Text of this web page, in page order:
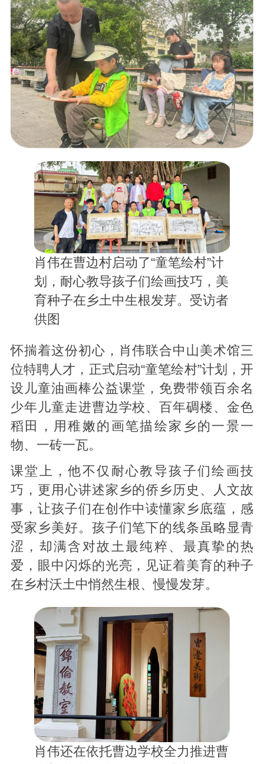
肖伟在曹边村启动了“童笔绘村”计
划，耐心教导孩子们绘画技巧，美
育种子在乡土中生根发芽。受访者
供图
怀揣着这份初心，肖伟联合中山美术馆三
位特聘人才，正式启动“童笔绘村”计划，开
设儿童油画棒公益课堂，免费带领百余名
少年儿童走进曹边学校、百年碉楼、金色
稻田，用稚嫩的画笔描绘家乡的一景一
物、一砖一瓦。
课堂上，他不仅耐心教导孩子们绘画技
巧，更用心讲述家乡的侨乡历史、人文故
事，让孩子们在创作中读懂家乡底蕴，感
受家乡美好。孩子们笔下的线条虽略显青
涩，却满含对故土最纯粹、最真挚的热
爱，眼中闪烁的光亮，见证着美育的种子
在乡村沃土中悄然生根、慢慢发芽。
肖伟还在依托曹边学校全力推进曹